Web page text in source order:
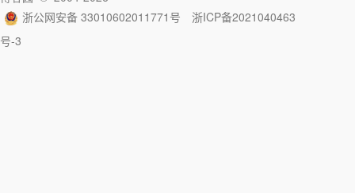
浙公网安备 33010602011771号
浙ICP备2021040463
号-3